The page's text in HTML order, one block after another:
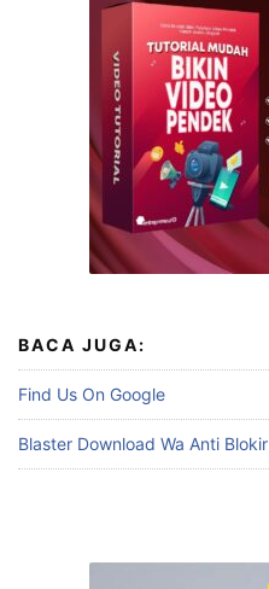
BACA JUGA:
Find Us On Google
Blaster Download Wa Anti Blokir